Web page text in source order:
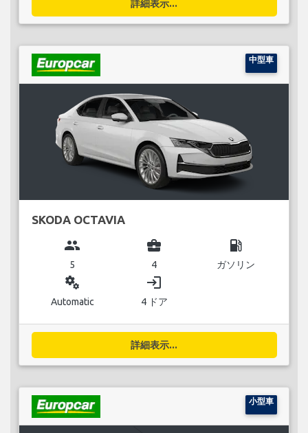
詳細表示...
中型車
SKODA OCTAVIA
group
5
business_center
4
local_gas_station
ガソリン
miscellaneous_services
Automatic
login
4 ドア
詳細表示...
小型車